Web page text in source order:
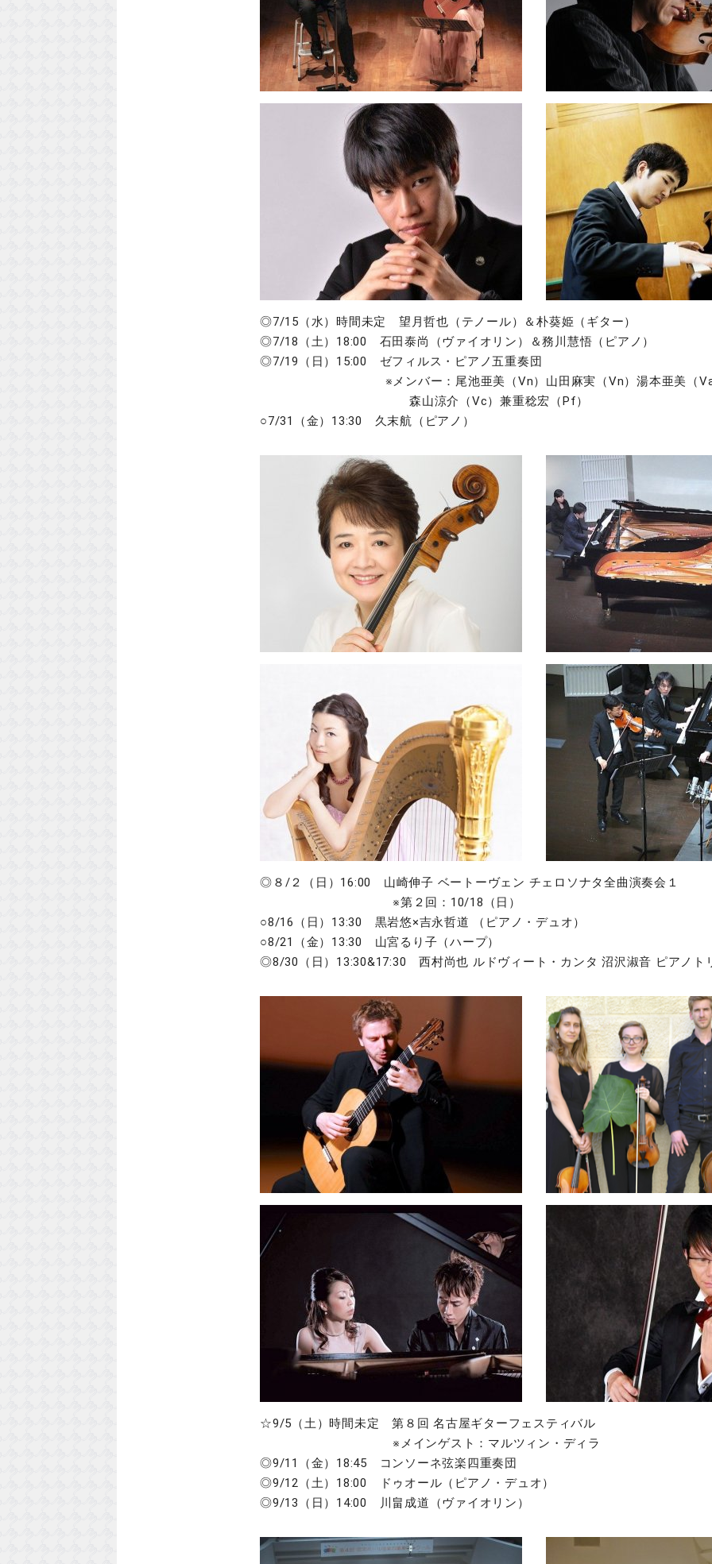
◎7/15（水）時間未定 望月哲也（テノール）＆朴葵姫（ギター）
◎7/18（土）18:00 石田泰尚（ヴァイオリン）＆務川慧悟（ピアノ）
◎7/19（日）15:00 ゼフィルス・ピアノ五重奏団
※メンバー：尾池亜美（Vn）山田麻実（Vn）湯本亜美（
森山涼介（Vc）兼重稔宏（Pf）
○7/31（金）13:30 久末航（ピアノ）
◎８/２（日）16:00 山崎伸子 ベートーヴェン チェロソナタ全曲演奏会１
※第２回：10/18（日）
○8/16（日）13:30 黒岩悠×吉永哲道 （ピアノ・デュオ）
○8/21（金）13:30 山宮るり子（ハープ）
◎8/30（日）13:30&17:30 西村尚也 ルドヴィート・カンタ 沼沢淑音 ピアノト
☆9/5（土）時間未定 第８回 名古屋ギターフェスティバル
※メインゲスト：マルツィン・ディラ
◎9/11（金）18:45 コンソーネ弦楽四重奏団
◎9/12（土）18:00 ドゥオール（ピアノ・デュオ）
◎9/13（日）14:00 川畠成道（ヴァイオリン）